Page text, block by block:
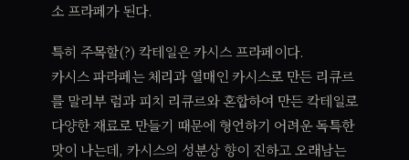
소 프라페가 된다.
특히 주목할(?) 칵테일은 카시스 프라페이다.
카시스 파라페는 체리과 열매인 카시스로 만든 리큐르
를 말리부 럼과 피치 리큐르와 혼합하여 만든 칵테일로
다양한 재료로 만들기 때문에 형언하기 어려운 독특한
맛이 나는데, 카시스의 성분상 향이 진하고 오래남는